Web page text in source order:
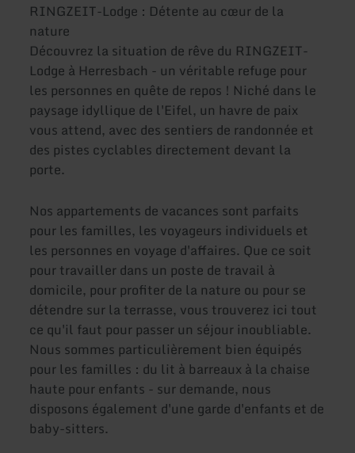
RINGZEIT-Lodge : Détente au cœur de la
nature
Découvrez la situation de rêve du RINGZEIT-
Lodge à Herresbach - un véritable refuge pour
les personnes en quête de repos ! Niché dans le
paysage idyllique de l'Eifel, un havre de paix
vous attend, avec des sentiers de randonnée et
des pistes cyclables directement devant la
porte.
Nos appartements de vacances sont parfaits
pour les familles, les voyageurs individuels et
les personnes en voyage d'affaires. Que ce soit
pour travailler dans un poste de travail à
domicile, pour profiter de la nature ou pour se
détendre sur la terrasse, vous trouverez ici tout
ce qu'il faut pour passer un séjour inoubliable.
Nous sommes particulièrement bien équipés
pour les familles : du lit à barreaux à la chaise
haute pour enfants - sur demande, nous
disposons également d'une garde d'enfants et de
baby-sitters.